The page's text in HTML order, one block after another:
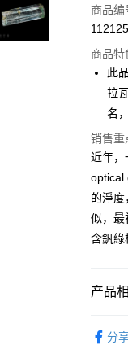
信用卡
LINE
Apple
悠遊付
ATM付
运送
每笔
每笔
商品编
商品特
此
拉
名
销售重
近年，
optical
的淨
似，最
含釩綠
产品
Beryl
分